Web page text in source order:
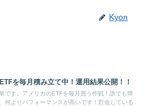
Kyon
を毎月積み立て中！運用結果公開！！
です。アメリカのETFを毎月買う作戦！誰でも簡
何よりパフォーマンスが高いです！貯金している